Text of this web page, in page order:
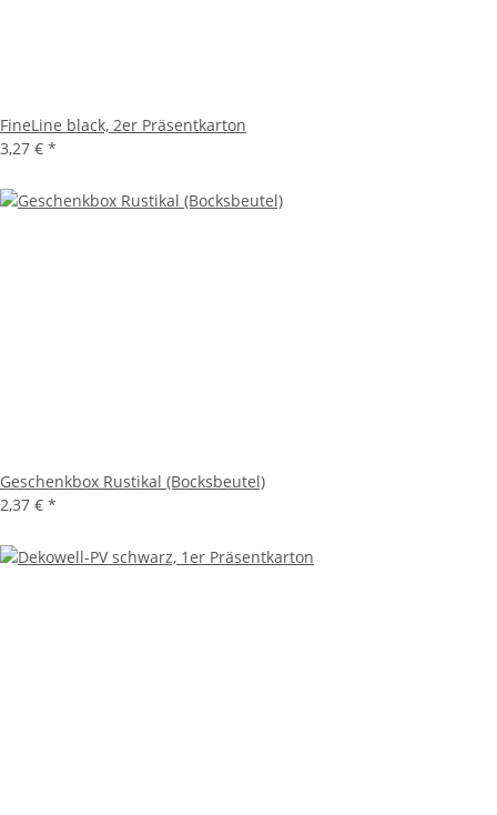
FineLine black, 2er Präsentkarton
3,27 € *
Geschenkbox Rustikal (Bocksbeutel)
2,37 € *